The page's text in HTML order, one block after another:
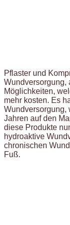
Pflaster und
Wundversorgung,
Möglichkeiten,
mehr kosten. Es
Wundversorgung,
Jahren auf den
diese Produkte
hydroaktive
chronischen
Fuß.